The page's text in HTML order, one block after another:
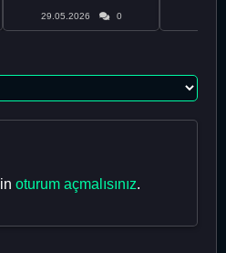
29.05.2026 0
oturum açmalısınız.